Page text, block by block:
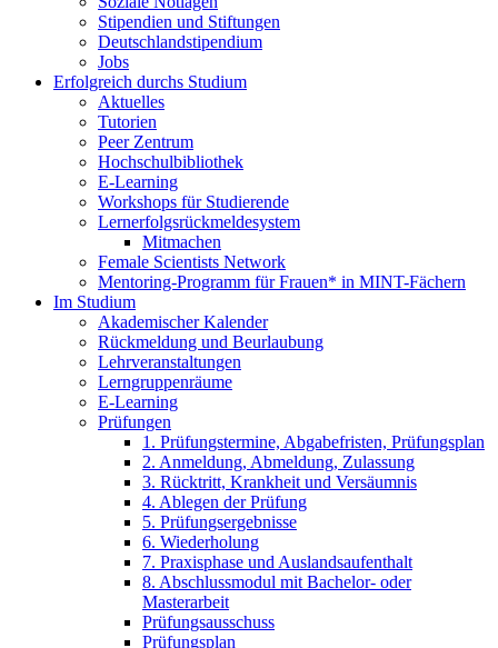
Stipendien und Stiftungen
Deutschlandstipendium
Jobs
Erfolgreich durchs Studium
Aktuelles
Tutorien
Peer Zentrum
Hochschulbibliothek
E-Learning
Workshops für Studierende
Lernerfolgsrückmeldesystem
Mitmachen
Female Scientists Network
Mentoring-Programm für Frauen* in MINT-Fächern
Im Studium
Akademischer Kalender
Rückmeldung und Beurlaubung
Lehrveranstaltungen
Lerngruppenräume
E-Learning
Prüfungen
1. Prüfungstermine, Abgabefristen, Prüfungsplan
2. Anmeldung, Abmeldung, Zulassung
3. Rücktritt, Krankheit und Versäumnis
4. Ablegen der Prüfung
5. Prüfungsergebnisse
6. Wiederholung
7. Praxisphase und Auslandsaufenthalt
8. Abschlussmodul mit Bachelor- oder
Masterarbeit
Prüfungsausschuss
Prüfungsplan